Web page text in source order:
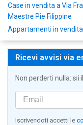
Case in vendita a Via
Maestre Pie Filippine
Appartamenti in vendita
Ricevi avvisi via
Non perderti nulla:
Iscrivendoti accetti le